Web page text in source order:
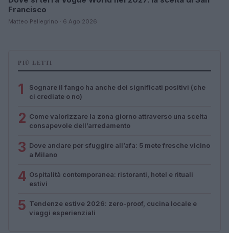
Francisco
Matteo Pellegrino · 6 Ago 2026
PIÙ LETTI
1
Sognare il fango ha anche dei significati positivi (che
ci crediate o no)
2 Come valorizzare la zona giorno attraverso una scelta
consapevole dell’arredamento
3 Dove andare per sfuggire all’afa: 5 mete fresche vicino
a Milano
4 Ospitalità contemporanea: ristoranti, hotel e rituali
estivi
5 Tendenze estive 2026: zero-proof, cucina locale e
viaggi esperienziali